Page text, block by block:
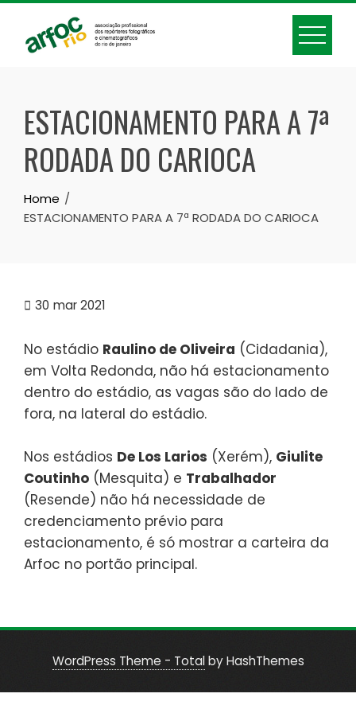
Skip
content
ESTACIONAMENTO PARA A 7ª
RODADA DO CARIOCA
Home
ESTACIONAMENTO PARA A 7ª RODADA DO CARIOCA
30 mar 2021
No estádio Raulino de Oliveira (Cidadania),
em Volta Redonda, não há estacionamento
dentro do estádio, as vagas são do lado de
fora, na lateral do estádio.
Nos estádios De Los Larios (Xerém), Giulite
Coutinho (Mesquita) e Trabalhador
(Resende) não há necessidade de
credenciamento prévio para
estacionamento, é só mostrar a carteira da
Arfoc no portão principal.
WordPress Theme - Totalby HashThemes